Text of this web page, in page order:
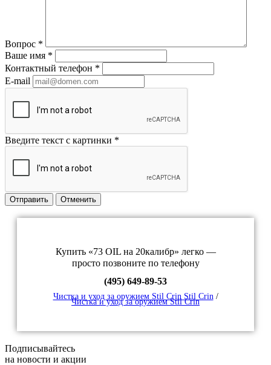
Вопрос *
Ваше имя *
Контактный телефон *
E-mail
Введите текст с картинки *
Отправить Отменить
Купить «73 OIL на 20калибр» легко —
просто позвоните по телефону
(495) 649-89-53
Чистка и уход за оружием Stil Crin Stil Crin /
Чистка и уход за оружием Stil Crin
Подписывайтесь
на новости и акции